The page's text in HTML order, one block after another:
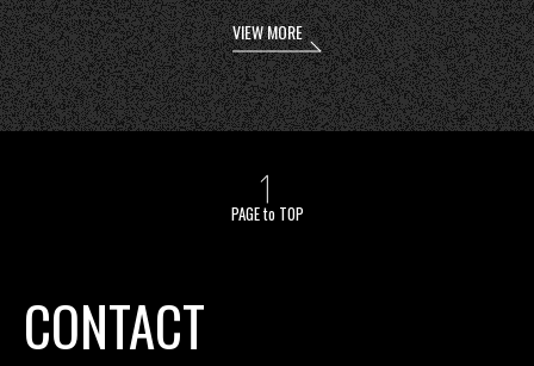
VIEW MORE
PAGE to TOP
CONTACT